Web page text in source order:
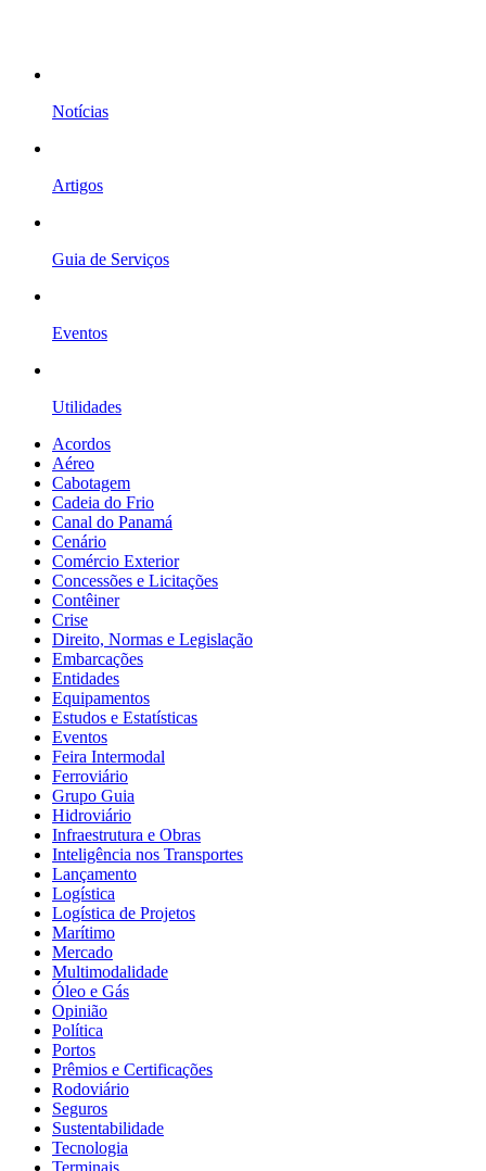
Notícias
Artigos
Guia de Serviços
Eventos
Utilidades
Acordos
Aéreo
Cabotagem
Cadeia do Frio
Canal do Panamá
Cenário
Comércio Exterior
Concessões e Licitações
Contêiner
Crise
Direito, Normas e Legislação
Embarcações
Entidades
Equipamentos
Estudos e Estatísticas
Eventos
Feira Intermodal
Ferroviário
Grupo Guia
Hidroviário
Infraestrutura e Obras
Inteligência nos Transportes
Lançamento
Logística
Logística de Projetos
Marítimo
Mercado
Multimodalidade
Óleo e Gás
Opinião
Política
Portos
Prêmios e Certificações
Rodoviário
Seguros
Sustentabilidade
Tecnologia
Terminais